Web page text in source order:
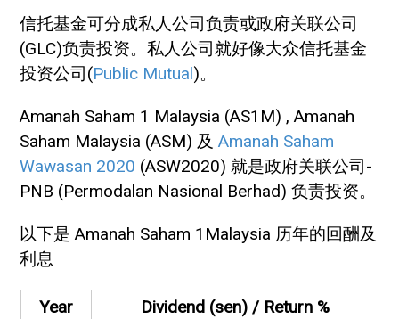
信托基金可分成私人公司负责或政府关联公司
(GLC)负责投资。私人公司就好像大众信托基金
投资公司(Public Mutual)。
Amanah Saham 1 Malaysia (AS1M) , Amanah
Saham Malaysia (ASM) 及Amanah Saham
Wawasan 2020 (ASW2020) 就是政府关联公司-
PNB (Permodalan Nasional Berhad) 负责投资。
以下是 Amanah Saham 1Malaysia 历年的回酬及
利息
Year
Dividend (sen) / Return %